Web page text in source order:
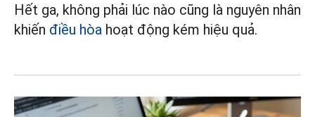
Hết ga, không phải lúc nào cũng là nguyên nhân
khiến điều hòa hoạt động kém hiệu quả.